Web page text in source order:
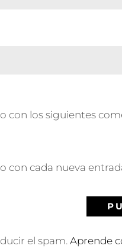
con los siguientes
con cada nueva
el spam. Aprende